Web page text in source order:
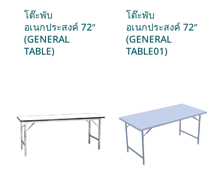
โต๊ะพับ
อเนกประสงค์ 72″
(GENERAL
TABLE)
โต๊ะพับ
อเนกประสงค์ 72″
(GENERAL
TABLE01)